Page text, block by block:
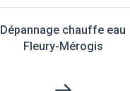
Dépannage chauffe eau
Fleury-Mérogis